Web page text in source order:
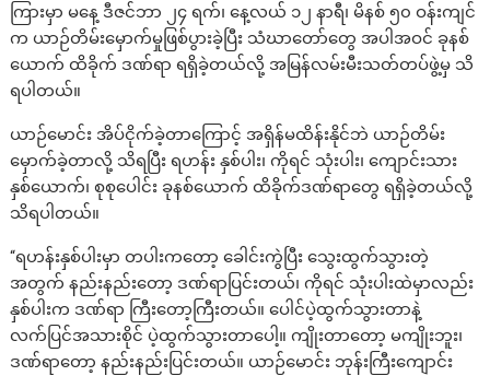
ကြားမှာ မနေ့ ဒီဇင်ဘာ ၂၄ ရက်၊ နေ့လယ် ၁၂ နာရီ၊ မိနစ် ၅၀ ဝန်းကျင်
က ယာဉ်တိမ်းမှောက်မှုဖြစ်ပွားခဲ့ပြီး သံဃာတော်တွေ အပါအဝင် ခုနစ်
ယောက် ထိခိုက် ဒဏ်ရာ ရရှိခဲ့တယ်လို့ အမြန်လမ်းမီးသတ်တပ်ဖွဲ့မှ သိ
ရပါတယ်။
ယာဉ်မောင်း အိပ်ငိုက်ခဲ့တာကြောင့် အရှိန်မထိန်းနိုင်ဘဲ ယာဉ်တိမ်း
မှောက်ခဲ့တာလို့ သိရပြီး ရဟန်း နှစ်ပါး၊ ကိုရင် သုံးပါး၊ ‌ကျောင်းသား
နှစ်ယောက်၊ စုစုပေါင်း ခုနစ်ယောက် ထိခိုက်ဒဏ်ရာတွေ ရရှိခဲ့တယ်လို့
သိရပါတယ်။
“ရဟန်းနှစ်ပါးမှာ တပါးကတော့ ခေါင်းကွဲပြီး သွေးထွက်သွားတဲ့
အတွက် နည်းနည်းတော့ ဒဏ်ရာပြင်းတယ်၊ ကိုရင် သုံးပါးထဲမှာလည်း
နှစ်ပါးက ဒဏ်ရာ ကြီးတော့ကြီးတယ်။ ပေါင်ပဲ့ထွက်သွားတာနဲ့
လက်ပြင်အသားစိုင် ပဲ့ထွက်သွားတာပေါ့။ ကျိုးတာတော့ မကျိုးဘူး၊
ဒဏ်ရာတော့ နည်းနည်းပြင်းတယ်။ ယာဉ်မောင်း ဘုန်းကြီးကျောင်း